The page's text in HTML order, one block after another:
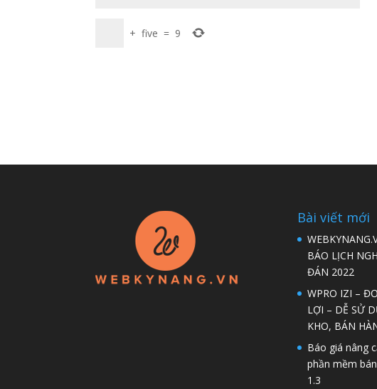
+ five = 9
Bài viết mới
BÁO LỊCH
ĐÁN 2022
WPRO IZI –
LỢI – DỄ SỬ
KHO, BÁN
Báo giá nâng
phần mềm
1.3